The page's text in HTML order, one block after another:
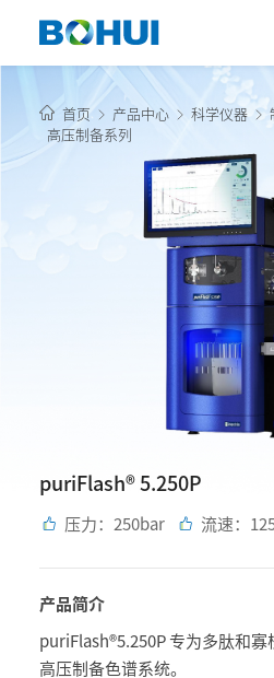
首页 产品中心 科学仪器
高压制备系列
puriFlash® 5.250P
压力：250bar 流速：
产品简介
puriFlash®5.250P 专为多肽和
高压制备色谱系统。